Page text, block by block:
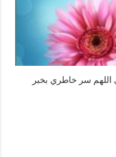
اللهم سر خاطري بخبر